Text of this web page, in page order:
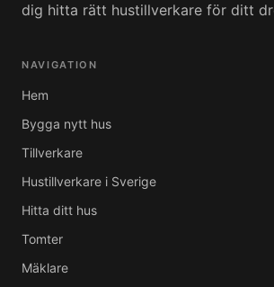
dig hitta rätt hustillverkare för ditt
NAVIGATION
Hem
Bygga nytt hus
Tillverkare
Hustillverkare i Sverige
Hitta ditt hus
Tomter
Mäklare